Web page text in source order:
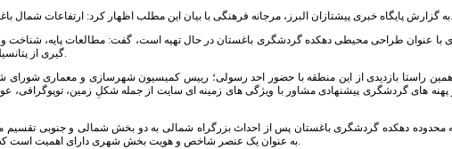
به گزارش پایگاه خبری پیشتازان البرز، مرجانه فرهنگی با بیان این مطلب اظهار کرد: ارتفاعات شمال باغستان از پتانسیل طبیعی برای توسعه فعالیت های گردشگری برخوردار است.
ای با عنوان طراحی محیطی دهکده گردشگری باغستان در حال تهیه است، گفت: مطالعات پایه،
گیری از پتانسیل های تفریحی و گردشگری مجموعه باغستان توسط مشاور ارایه شده است.
همین راستا بازدیدی از این منطقه با حضور احد رسولی؛ رییس کمیسیون شهرسازی و معماری
های گردشگری پیشنهادی مشاور با ویژگی های زمینه ای سایت از جمله شکلِ زمین،
محدوده دهکده گردشگری باغستان پس از احداث بزرگراه شمالی به دو بخش شمالی و جنوبی
طراحی ویژه پل B۲۰ به عنوان یک عنصر شاخص و هویت بخش شهری دارای اهمیت است که در این بازدید کلیه جوانب آن مورد بررسی قرار گرفت.